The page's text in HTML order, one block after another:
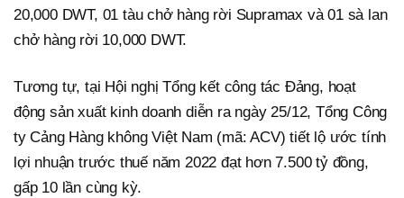
20,000 DWT, 01 tàu chở hàng rời Supramax và 01 sà lan
chở hàng rời 10,000 DWT.
Tương tự, tại Hội nghị Tổng kết công tác Đảng, hoạt
động sản xuất kinh doanh diễn ra ngày 25/12, Tổng Công
ty Cảng Hàng không Việt Nam (mã: ACV) tiết lộ ước tính
lợi nhuận trước thuế năm 2022 đạt hơn 7.500 tỷ đồng,
gấp 10 lần cùng kỳ.